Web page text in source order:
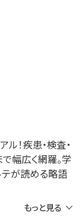
！疾患・検査・
幅広く網羅。学
が読める略語
もっと見る